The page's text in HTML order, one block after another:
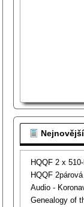
Nejnovější
HQQF 2 x
HQQF
Audio -
Genealogy of